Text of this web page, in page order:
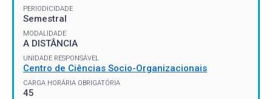
PERIODICIDADE
Semestral
MODALIDADE
A DISTÂNCIA
UNIDADE RESPONSÁVEL
Centro de Ciências Socio-Organizacionais
CARGA HORÁRIA OBRIGATÓRIA
45